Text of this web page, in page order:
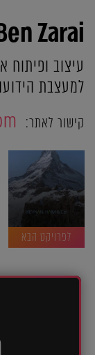
Zarai
עיצוב
למעצבת
קישור לאתר:
לפרויקט הבא